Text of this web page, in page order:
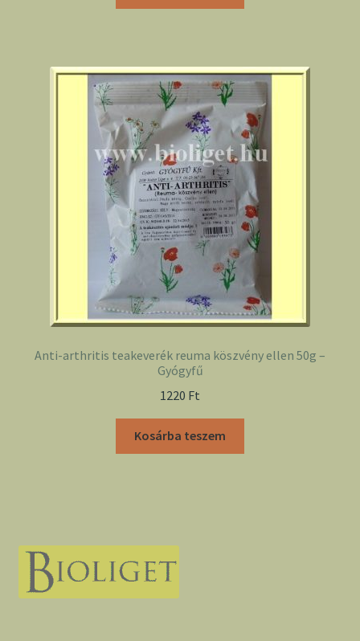
Anti-arthritis teakeverék reuma köszvény ellen 50g –
Gyógyfű
1220 Ft
Kosárba teszem